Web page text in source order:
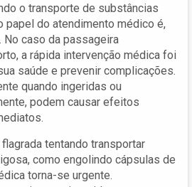
o transporte de substâncias
papel do atendimento médico é,
caso da passageira
a rápida intervenção médica foi
saúde e prevenir complicações.
quando ingeridas ou
podem causar efeitos
tentando transportar
como engolindo cápsulas de
torna-se urgente.